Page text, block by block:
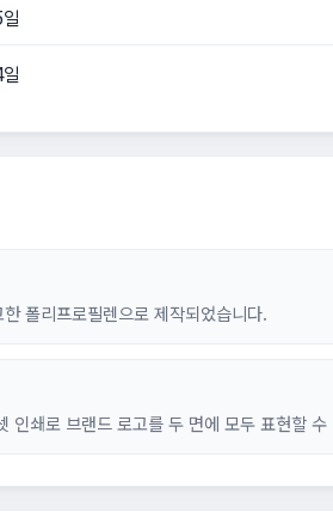
폴리프로필렌으로 제작되었습니다.
인쇄로 브랜드 로고를 두 면에 모두 표현할 수